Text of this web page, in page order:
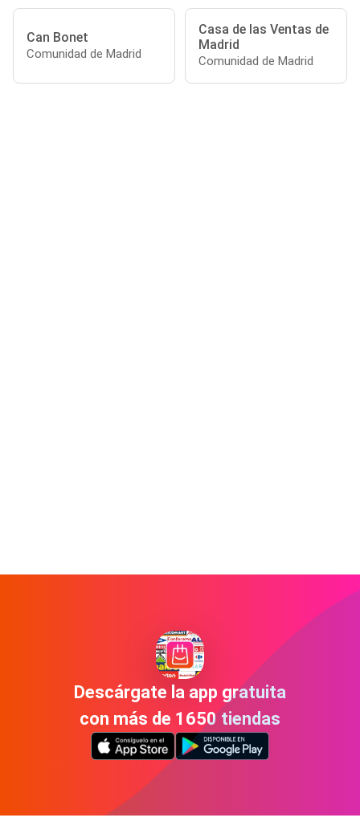
Can Bonet
Comunidad de Madrid
Casa de las Ventas de
Madrid
Comunidad de Madrid
Descárgate la app gratuita
con más de 1650 tiendas